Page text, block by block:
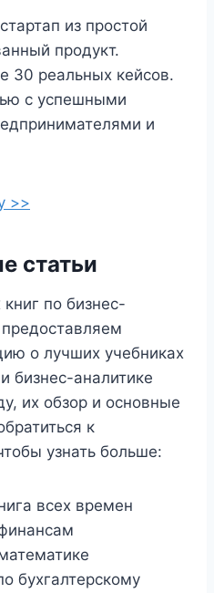
из простой
продукт.
30 реальных кейсов.
с успешными
и
>>
статьи
по бизнес-
о лучших учебниках
бизнес-аналитике
их обзор и основные
к
узнать больше:
всех времен
бухгалтерскому